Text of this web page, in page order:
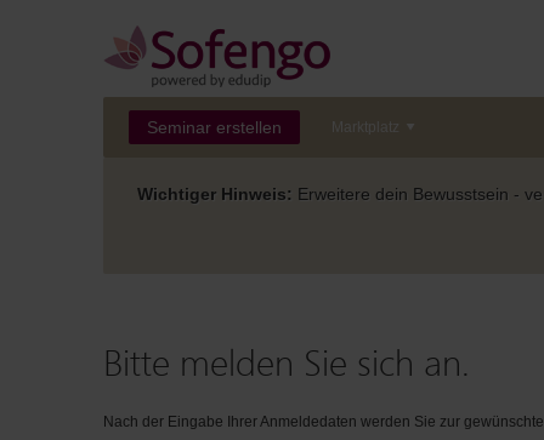
Seminar erstellen Marktplatz
Wichtiger Hinweis: Erweitere dein Bewusstsein -
Bitte melden Sie sich an.
Nach der Eingabe Ihrer Anmeldedaten werden Sie zur